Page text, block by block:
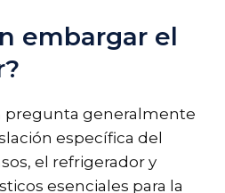
embargar el
pregunta generalmente
específica del
el refrigerador y
esenciales para la